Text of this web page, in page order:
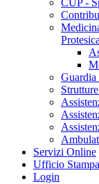
CUP -
Protesica
Guardia
Servizi Online
Ufficio Stampa
Login